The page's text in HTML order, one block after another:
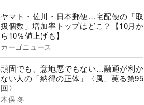
ヤマト・佐川・日本郵便…宅配便の「取
扱個数」増加率トップはどこ？【10月か
ら10％値上げも】
カーゴニュース
頑固でも、意地悪でもない…融通が利か
ない人の「納得の正体」〈風、薫る第95
回〉
木俣 冬